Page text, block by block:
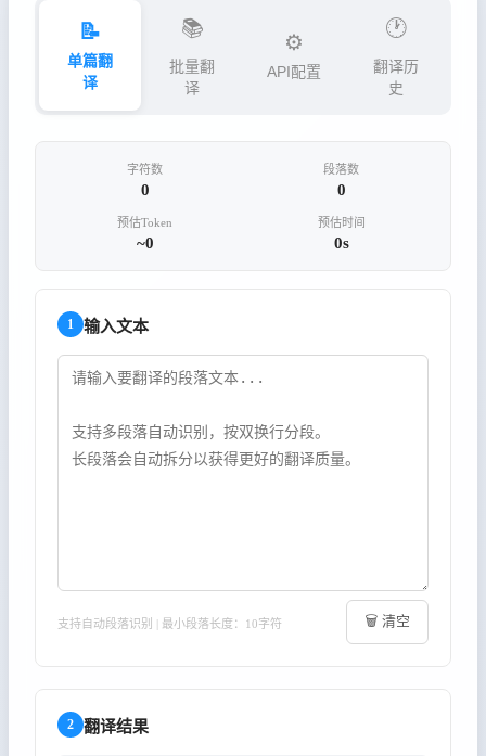
📝
单篇翻
译
📚
批量翻
译
⚙️
API配置
🕐
翻译历
史
字符数
0
段落数
0
预估Token
~0
预估时间
0s
1 输入文本
支持自动段落识别 | 最小段落长度：10字符 🗑️ 清空
2 翻译结果